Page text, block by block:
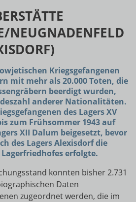
NEUGNADENFELD
Kriegsgefangenen
mit mehr als 20.000 Toten, die
beerdigt wurden,
anderer Nationalitäten.
des Lagers XV
zum Frühsommer 1943 auf
XII Dalum beigesetzt, bevor
des Lagers Alexisdorf die
erfolgte.
konnten bisher 2.731
Daten
zugeordnet werden, die im